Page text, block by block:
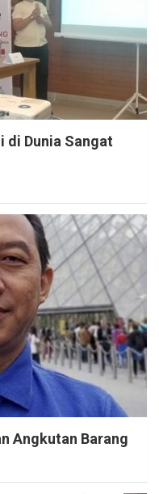
di Dunia Sangat
Angkutan Barang